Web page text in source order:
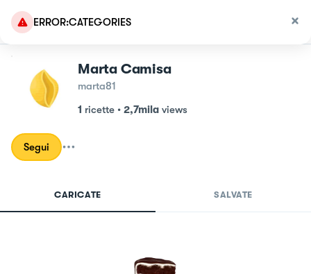
ERROR:CATEGORIES
Marta Camisa
marta81
1 ricette • 2,7mila views
Segui
CARICATE SALVATE